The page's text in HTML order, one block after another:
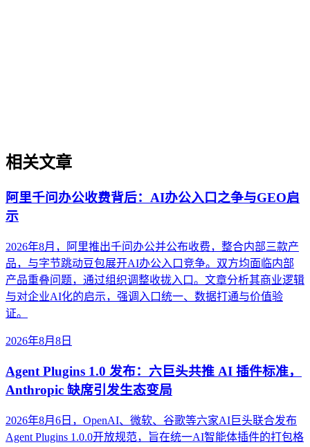
相关文章
阿里千问办公收费背后：AI办公入口之争与GEO启
示
2026年8月，阿里推出千问办公并公布收费，整合内部三款产
品，与字节跳动豆包展开AI办公入口竞争。双方均面临内部
产品重叠问题，通过组织调整收拢入口。文章分析其商业逻辑
与对企业AI化的启示，强调入口统一、数据打通与价值验
证。
2026年8月8日
Agent Plugins 1.0 发布：六巨头共推 AI 插件标准，
Anthropic 缺席引发生态变局
2026年8月6日，OpenAI、微软、谷歌等六家AI巨头联合发布
Agent Plugins 1.0.0开放规范，旨在统一AI智能体插件的打包格